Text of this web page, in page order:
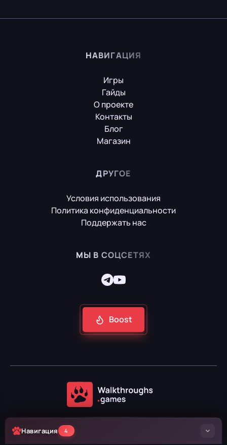
НАВИГАЦИЯ
Игры
Гайды
О проекте
Контакты
Блог
Магазин
ДРУГОЕ
Условия использования
Политика конфиденциальности
Поддержать нас
МЫ В СОЦСЕТЯХ
Boost
Навигация 4